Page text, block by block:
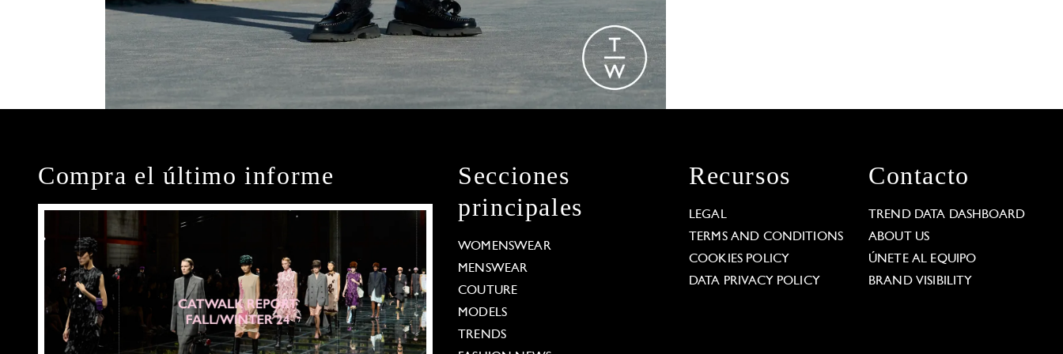
Compra el último informe
Secciones
principales
WOMENSWEAR
MENSWEAR
COUTURE
MODELS
TRENDS
Recursos
LEGAL
TERMS AND CONDITIONS
COOKIES POLICY
DATA PRIVACY POLICY
Contacto
TREND DATA DASHBOARD
ABOUT US
ÚNETE AL EQUIPO
BRAND VISIBILITY